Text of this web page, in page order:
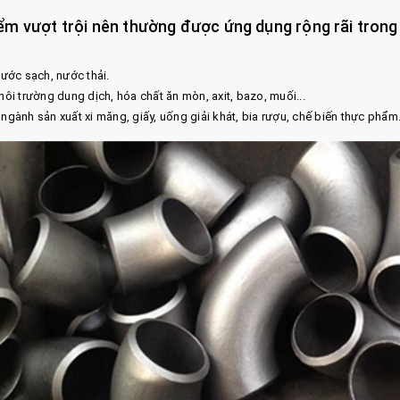
vượt trội nên thường được ứng dụng rộng rãi trong
sạch, nước thải.
trường dung dịch, hóa chất ăn mòn, axit, bazo, muối...
sản xuất xi măng, giấy, uống giải khát, bia rượu, chế biến thực phẩm.